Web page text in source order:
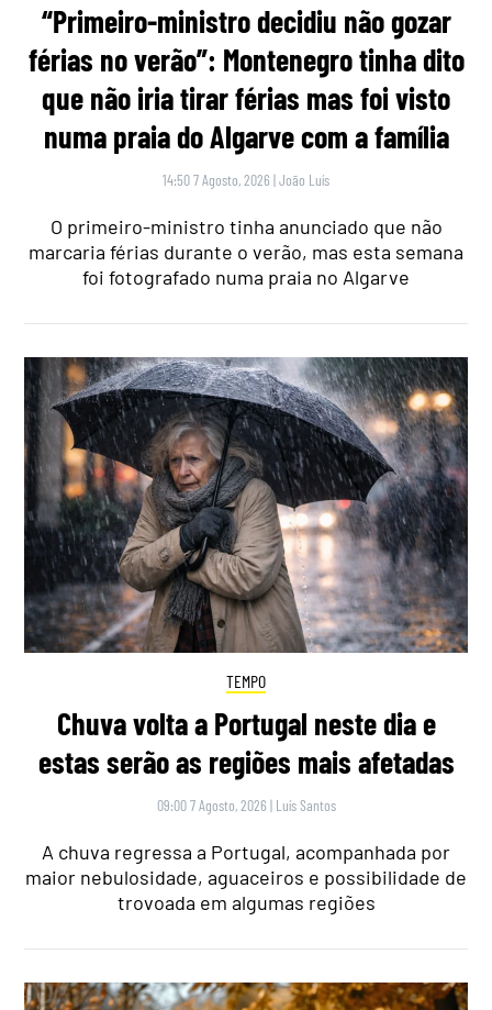
“Primeiro-ministro decidiu não gozar
férias no verão”: Montenegro tinha dito
que não iria tirar férias mas foi visto
numa praia do Algarve com a família
14:50 7 Agosto, 2026 |João Luís
O primeiro-ministro tinha anunciado que não
marcaria férias durante o verão, mas esta semana
foi fotografado numa praia no Algarve
TEMPO
Chuva volta a Portugal neste dia e
estas serão as regiões mais afetadas
09:00 7 Agosto, 2026 | Luís Santos
A chuva regressa a Portugal, acompanhada por
maior nebulosidade, aguaceiros e possibilidade de
trovoada em algumas regiões